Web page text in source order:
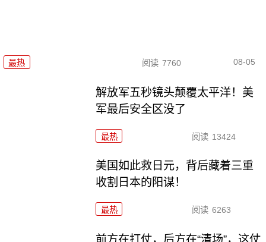
最热 阅读 7760 08-05
解放军五秒镜头颠覆太平洋！美
军最后安全区没了
最热 阅读 13424
美国如此救日元，背后藏着三重
收割日本的阳谋！
最热 阅读 6263